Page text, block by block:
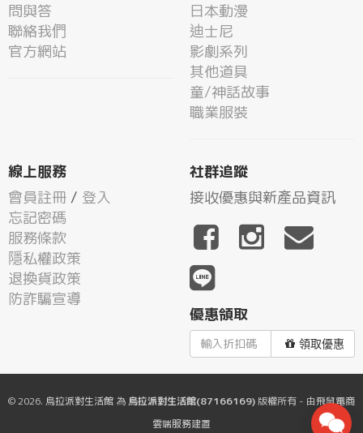
問與答
聯絡我們
官方網站
日本動漫
迪士尼
影劇系列
其他道具
童/神話故事
職業服裝
線上服務
會員註冊 / 登入
忘記密碼
服務條款
隱私權政策
退換貨政策
防詐騙宣導
社群追蹤
接收優惠與新產品資訊
優惠領取
領取優惠
© 2026. 烏拉派對生活館 為 烏拉派對生活館(87166169)版權所有 - 由飛鼠電商
雲端服務建置